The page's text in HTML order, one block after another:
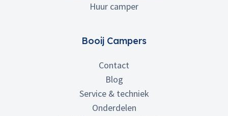
Huur camper
Booij Campers
Contact
Blog
Service & techniek
Onderdelen